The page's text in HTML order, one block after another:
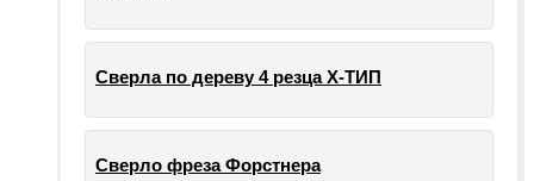
Сверла по дереву 4 резца Х-ТИП
Сверло фреза Форстнера